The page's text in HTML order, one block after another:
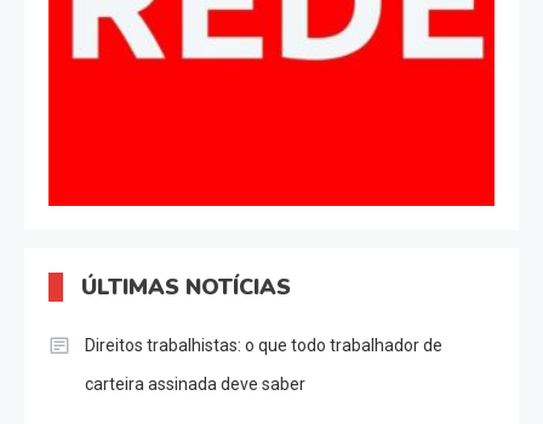
ÚLTIMAS NOTÍCIAS
Direitos trabalhistas: o que todo trabalhador de
carteira assinada deve saber